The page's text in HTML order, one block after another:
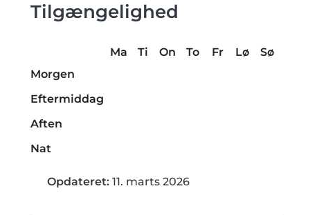
Tilgængelighed
Ma Ti On To Fr Lø
Sø
Morgen
Eftermiddag
Aften
Nat
Opdateret: 11. marts 2026